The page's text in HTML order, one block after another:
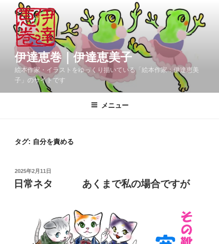
伊達恵巻｜伊達恵美子
絵本作家・イラストをゆっくり描いている「絵本作家：伊達恵美
子」のサイトです
メニュー
タグ: 自分を責める
投
稿
日:
2025年2月11日
日常ネタ あくまで私の場合ですが